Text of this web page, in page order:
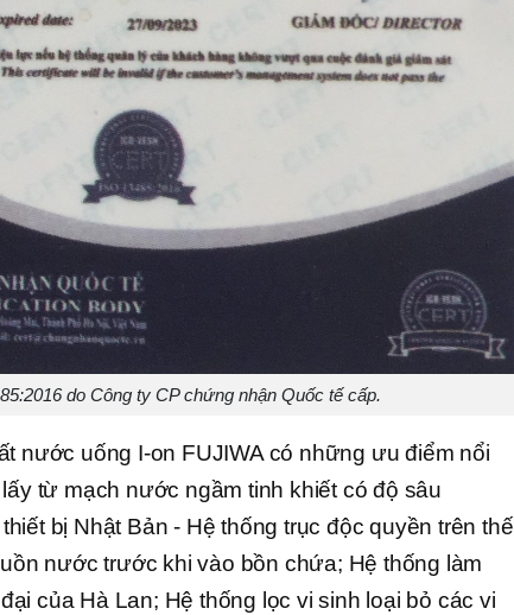
do Công ty CP chứng nhận Quốc tế cấp.
nước uống I-on FUJIWA có những ưu điểm nổi
từ mạch nước ngầm tinh khiết có độ sâu
bị Nhật Bản - Hệ thống trục độc quyền trên thế
nước trước khi vào bồn chứa; Hệ thống làm
của Hà Lan; Hệ thống lọc vi sinh loại bỏ các vi